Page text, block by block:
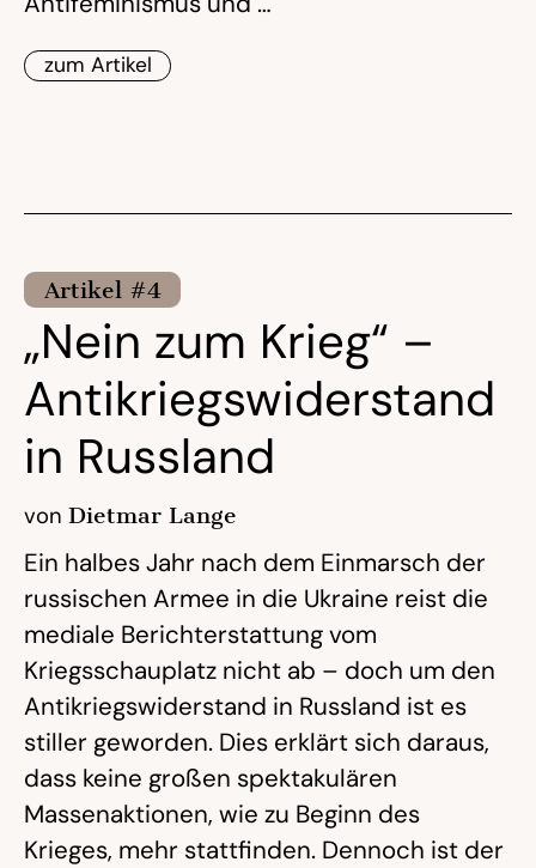
zum Artikel
Artikel #4
„Nein zum Krieg“ –
Antikriegswiderstand
in Russland
von Dietmar Lange
Ein halbes Jahr nach dem Einmarsch der
russischen Armee in die Ukraine reist die
mediale Berichterstattung vom
Kriegsschauplatz nicht ab – doch um den
Antikriegswiderstand in Russland ist es
stiller geworden. Dies erklärt sich daraus,
dass keine großen spektakulären
Massenaktionen, wie zu Beginn des
Krieges, mehr stattfinden. Dennoch ist der